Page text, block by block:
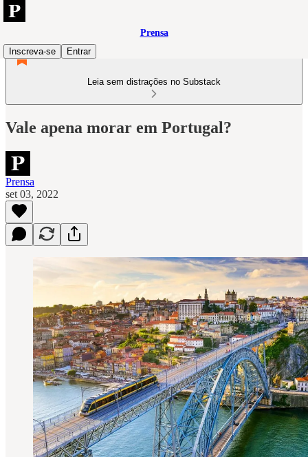
Prensa
Inscreva-se
Entrar
Leia sem distrações no Substack
Vale apena morar em Portugal?
Prensa
set 03, 2022